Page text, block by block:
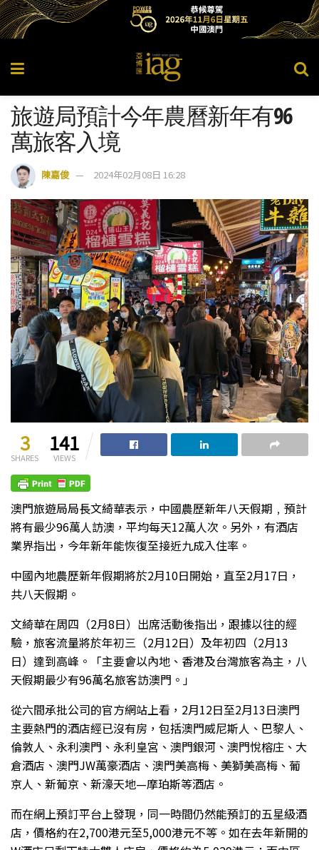
旅遊局預計今年農曆新年有96
萬旅客入境
陳嘉俊 2024年02月08日 16:28
3
SHARES
141
VIEWS
澳門旅遊局局長文綺華表示，中國農歷新年八天假期﹐預計
將有最少96萬人訪澳，平均每天12萬人次。另外，有酒店
業界指出，今年新年能恢復至接近九成入住率。
中國內地農歷新年假期將於2月10日開始，直至2月17日，
共八天假期。
文綺華在周四（2月8日）出席活動後指出，跟據以往的經
驗，旅客流量將於年初三（2月12日）及年初四（2月13
日）達到高峰。「主要會以內地、香港及台灣旅客為主，八
天假期最少有96萬名旅客訪澳門。」
從六間承批公司的官方網站上看，2月12日至2月13日澳門
主要熱門的酒店經已沒有房，包括澳門威尼斯人、巴黎人、
倫敦人、永利澳門、永利皇宮、澳門銀河、澳門悅榕庄、大
倉酒店、澳門JW萬豪酒店、澳門美高梅、美獅美高梅、葡
京人、新葡京、新濠天地—摩珀斯等酒店。
而在網上預訂平台上發現，同一時間仍然能預訂的五星級酒
店，價格約在2,700港元至5,000港元不等。如在去年新開的